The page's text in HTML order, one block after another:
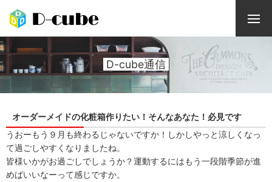
D-cube通信
オーダーメイドの化粧箱作りたい！そんなあなた！必見です
うおーもう９月も終わるじゃないですか！しかしやっと涼しくなっ
て過ごしやすくなりましたね。
皆様いかがお過ごしでしょうか？運動するにはもう一段階季節が進
めばいいなーって感じですか。